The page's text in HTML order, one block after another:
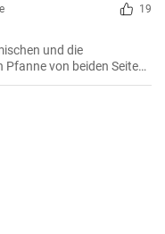
19
und die
Pfanne von beiden Seiten